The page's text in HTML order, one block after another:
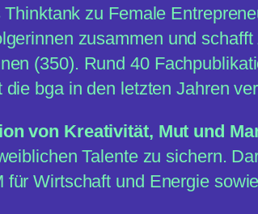
zu Female
zusammen und
(350). Rund 40
die bga in den letzten Jahren
von Kreativität, Mut und
Talente zu sichern.
für Wirtschaft und Energie